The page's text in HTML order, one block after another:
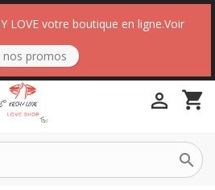
LOVE votre boutique en ligne.Voir
nos promos
shopping_cart

